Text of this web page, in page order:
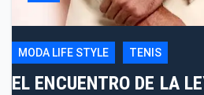
MODA LIFE STYLE TENIS
EL ENCUENTRO DE LA